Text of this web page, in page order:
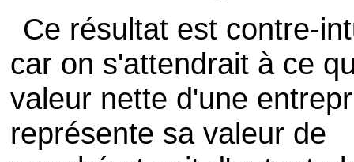
Ce résultat est contre-
car on s'attendrait à ce
valeur nette d'une
représente sa valeur de